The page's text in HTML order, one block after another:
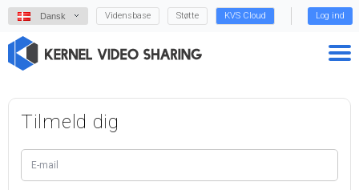
Dansk Vidensbase Støtte KVS Cloud Log ind
Tilmeld dig